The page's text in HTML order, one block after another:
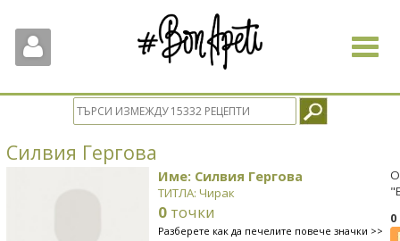
Toggle
Силвия Гергова
Име: Силвия Гергова
ТИТЛА: Чирак
0 точки
Разберете как да печелите повече значки >>